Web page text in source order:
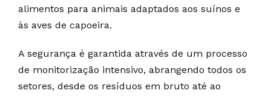
alimentos para animais adaptados aos suínos e
às aves de capoeira.
A segurança é garantida através de um processo
de monitorização intensivo, abrangendo todos os
setores, desde os resíduos em bruto até ao